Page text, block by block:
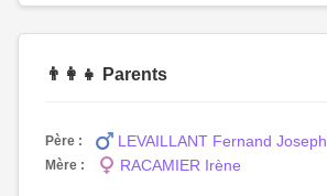
👨‍👩‍👧 Parents
Père : LEVAILLANT Fernand Joseph
Mère :
RACAMIER Irène